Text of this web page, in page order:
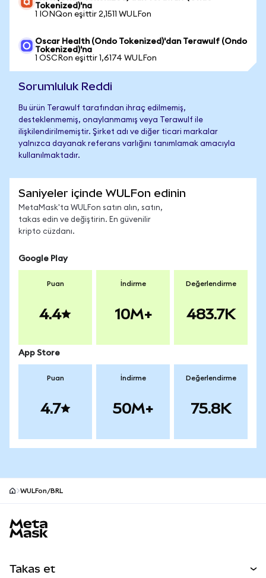
Tokenized)'na
1 IONQon eşittir 2,1511 WULFon
Oscar Health (Ondo Tokenized)'dan Terawulf (Ondo
Tokenized)'na
1 OSCRon eşittir 1,6174 WULFon
Sorumluluk Reddi
Bu ürün Terawulf tarafından ihraç edilmemiş,
desteklenmemiş, onaylanmamış veya Terawulf ile
ilişkilendirilmemiştir. Şirket adı ve diğer ticari markalar
yalnızca dayanak referans varlığını tanımlamak amacıyla
kullanılmaktadır.
Saniyeler içinde WULFon edinin
MetaMask'ta WULFon satın alın, satın,
takas edin ve değiştirin. En güvenilir
kripto cüzdanı.
Google Play
Puan
4.4
İndirme
10M+
Değerlendirme
483.7K
App Store
Puan
4.7
İndirme
50M+
Değerlendirme
75.8K
WULFon/BRL
Takas et